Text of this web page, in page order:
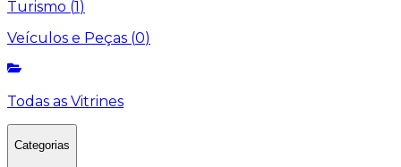
Turismo (1)
Veículos e Peças (0)
Todas as Vitrines
Categorias